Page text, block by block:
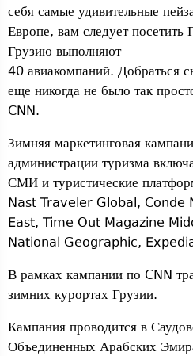
себя самые удивительные
Европе, вам следует
Грузию выполняют
40 авиакомпаний. Добраться
еще никогда не было так
CNN.
Зимняя маркетинговая
администрации туризма
СМИ и туристические
Nast Traveler Global, Conde
East, Time Out Magazine
National Geographic,
В рамках кампании по CNN
зимних курортах Грузии.
Кампания проводится в
Объединенных Арабских